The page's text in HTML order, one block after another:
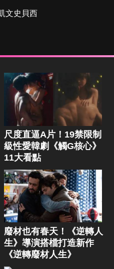
文史貝西
尺度直逼A片！19禁限制
級性愛韓劇《觸G核心》
11大看點
廢材也有春天！《逆轉人
生》導演搭檔打造新作
《逆轉廢材人生》